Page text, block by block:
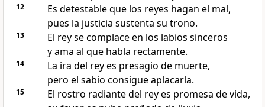
12
Es detestable que los reyes hagan el mal,
pues la justicia sustenta su trono.
13
El rey se complace en los labios sinceros
y ama al que habla rectamente.
14
La ira del rey es presagio de muerte,
pero el sabio consigue aplacarla.
15
El rostro radiante del rey es promesa de vida,